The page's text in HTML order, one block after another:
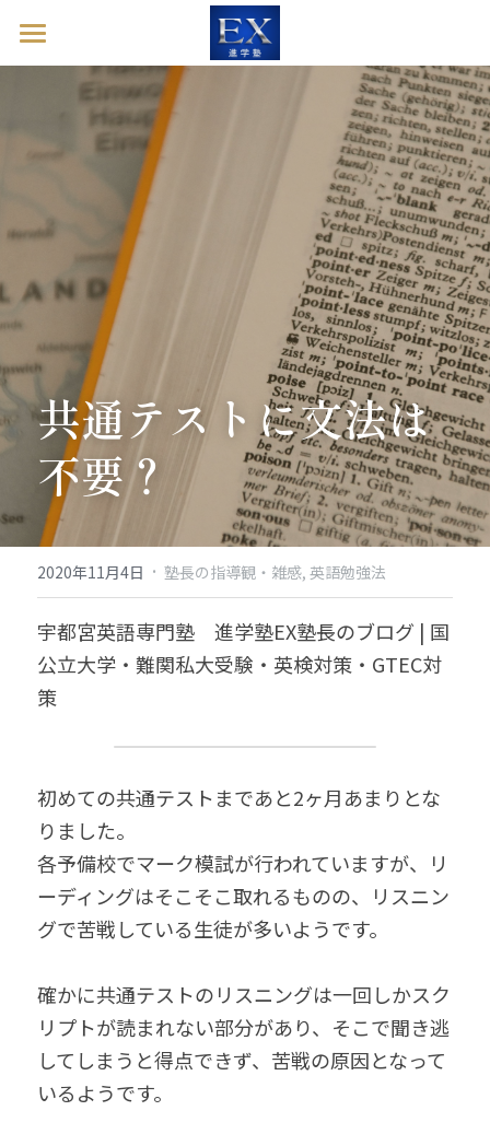
ホーム
英語診断ドック
進学塾EXとは
塾長ブログ
お問い合わせ
英語診断ドックを予約する
共通テストに文法は
不要？
2020年11月4日 · 塾長の指導観・雑感, 英語勉強法
宇都宮英語専門塾　進学塾EX塾長のブログ | 国
公立大学・難関私大受験・英検対策・GTEC対
策
初めての共通テストまであと2ヶ月あまりとな
りました。
各予備校でマーク模試が行われていますが、リ
ーディングはそこそこ取れるものの、リスニン
グで苦戦している生徒が多いようです。
確かに共通テストのリスニングは一回しかスク
リプトが読まれない部分があり、そこで聞き逃
してしまうと得点できず、苦戦の原因となって
いるようです。